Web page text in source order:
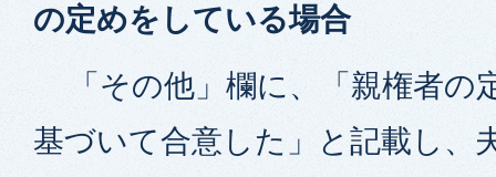
の定めをしている場合
「その他」欄に、「親権者の
基づいて合意した」と記載し、